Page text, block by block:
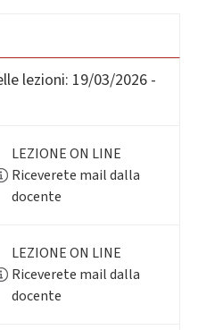
lezioni: 19/03/2026 -
LEZIONE ON LINE
Riceverete mail dalla
docente
LEZIONE ON LINE
Riceverete mail dalla
docente